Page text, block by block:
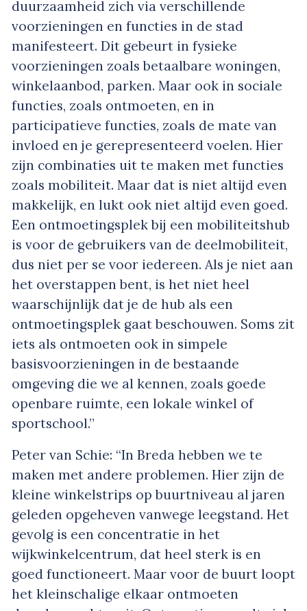
duurzaamheid zich via verschillende
voorzieningen en functies in de stad
manifesteert. Dit gebeurt in fysieke
voorzieningen zoals betaalbare woningen,
winkelaanbod, parken. Maar ook in sociale
functies, zoals ontmoeten, en in
participatieve functies, zoals de mate van
invloed en je gerepresenteerd voelen. Hier
zijn combinaties uit te maken met functies
zoals mobiliteit. Maar dat is niet altijd even
makkelijk, en lukt ook niet altijd even goed.
Een ontmoetingsplek bij een mobiliteitshub
is voor de gebruikers van de deelmobiliteit,
dus niet per se voor iedereen. Als je niet aan
het overstappen bent, is het niet heel
waarschijnlijk dat je de hub als een
ontmoetingsplek gaat beschouwen. Soms zit
iets als ontmoeten ook in simpele
basisvoorzieningen in de bestaande
omgeving die we al kennen, zoals goede
openbare ruimte, een lokale winkel of
sportschool.”
Peter van Schie: “In Breda hebben we te
maken met andere problemen. Hier zijn de
kleine winkelstrips op buurtniveau al jaren
geleden opgeheven vanwege leegstand. Het
gevolg is een concentratie in het
wijkwinkelcentrum, dat heel sterk is en
goed functioneert. Maar voor de buurt loopt
het kleinschalige elkaar ontmoeten